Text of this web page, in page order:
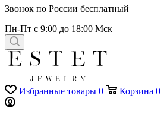
Звонок по России бесплатный
Пн-Пт с 9:00 до 18:00 Мск
Избранные товары 0 Корзина 0